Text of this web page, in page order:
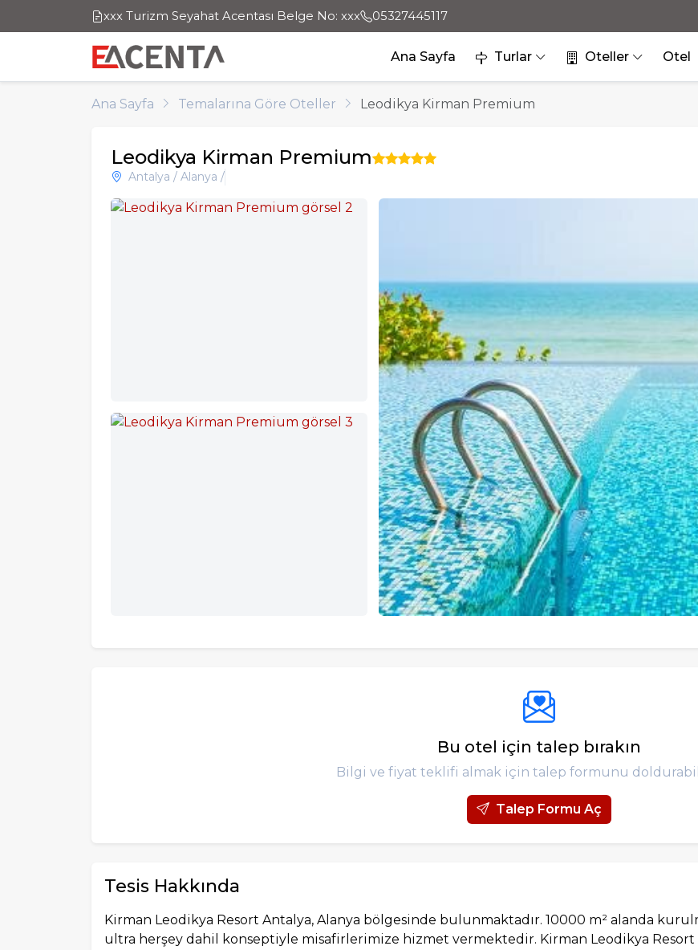
xxx Turizm Seyahat Acentası Belge No: xxx 05327445117
Ana Sayfa Turlar Oteller Otel
Ana Sayfa Temalarına Göre Oteller Leodikya Kirman Premium
Leodikya Kirman Premium
Antalya / Alanya /
Bu otel için talep bırakın
Bilgi ve fiyat teklifi almak için talep formunu
Talep Formu Aç
Tesis Hakkında
Kirman Leodikya Resort Antalya, Alanya bölgesinde bulunmaktadır. 10000 m² alanda
ultra herşey dahil konseptiyle misafirlerimize hizmet vermektedir. Kirman Leodikya Resort